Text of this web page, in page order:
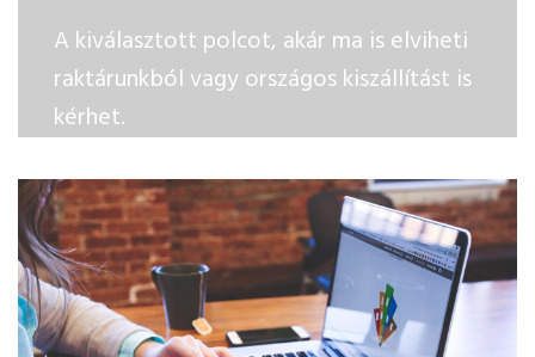
A kiválasztott polcot, akár ma is elviheti
raktárunkból vagy országos kiszállítást is
kérhet.